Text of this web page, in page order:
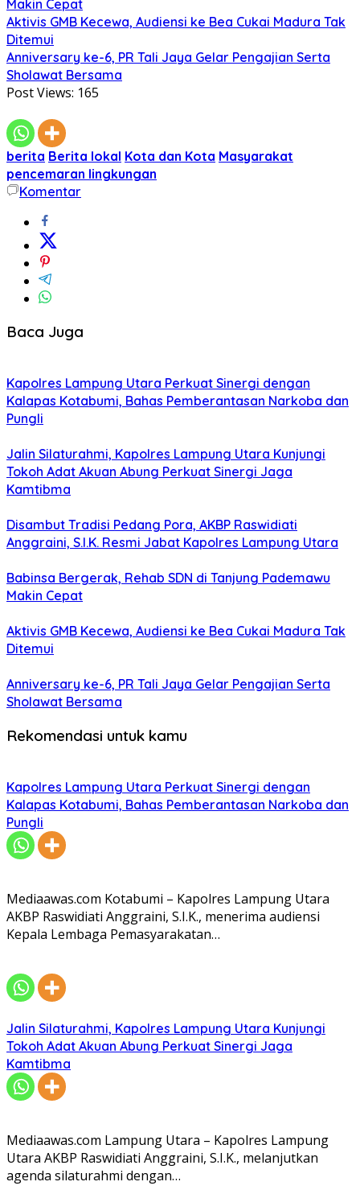
Makin Cepat
Aktivis GMB Kecewa, Audiensi ke Bea Cukai Madura Tak
Ditemui
Anniversary ke-6, PR Tali Jaya Gelar Pengajian Serta
Sholawat Bersama
Post Views: 165
berita Berita lokal Kota dan Kota Masyarakat
pencemaran lingkungan
Komentar
Baca Juga
Kapolres Lampung Utara Perkuat Sinergi dengan
Kalapas Kotabumi, Bahas Pemberantasan Narkoba dan
Pungli
Jalin Silaturahmi, Kapolres Lampung Utara Kunjungi
Tokoh Adat Akuan Abung Perkuat Sinergi Jaga
Kamtibma
Disambut Tradisi Pedang Pora, AKBP Raswidiati
Anggraini, S.I.K. Resmi Jabat Kapolres Lampung Utara
Babinsa Bergerak, Rehab SDN di Tanjung Pademawu
Makin Cepat
Aktivis GMB Kecewa, Audiensi ke Bea Cukai Madura Tak
Ditemui
Anniversary ke-6, PR Tali Jaya Gelar Pengajian Serta
Sholawat Bersama
Rekomendasi untuk kamu
Kapolres Lampung Utara Perkuat Sinergi dengan
Kalapas Kotabumi, Bahas Pemberantasan Narkoba dan
Pungli
Mediaawas.com Kotabumi – Kapolres Lampung Utara
AKBP Raswidiati Anggraini, S.I.K., menerima audiensi
Kepala Lembaga Pemasyarakatan…
Jalin Silaturahmi, Kapolres Lampung Utara Kunjungi
Tokoh Adat Akuan Abung Perkuat Sinergi Jaga
Kamtibma
Mediaawas.com Lampung Utara – Kapolres Lampung
Utara AKBP Raswidiati Anggraini, S.I.K., melanjutkan
agenda silaturahmi dengan…